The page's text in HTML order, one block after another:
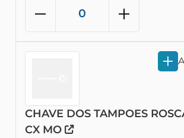
CHAVE DOS TAMPOES
CX MO